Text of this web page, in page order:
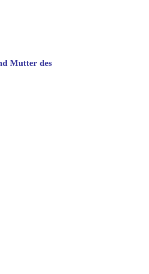
Mutter des